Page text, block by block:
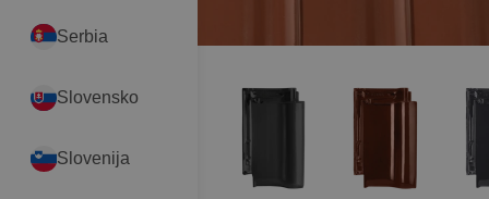
Serbia
Slovensko
Slovenija